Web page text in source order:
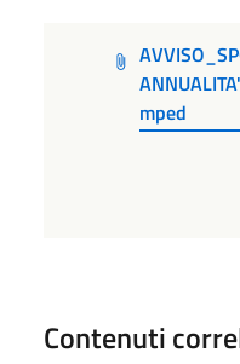
mped
Contenuti